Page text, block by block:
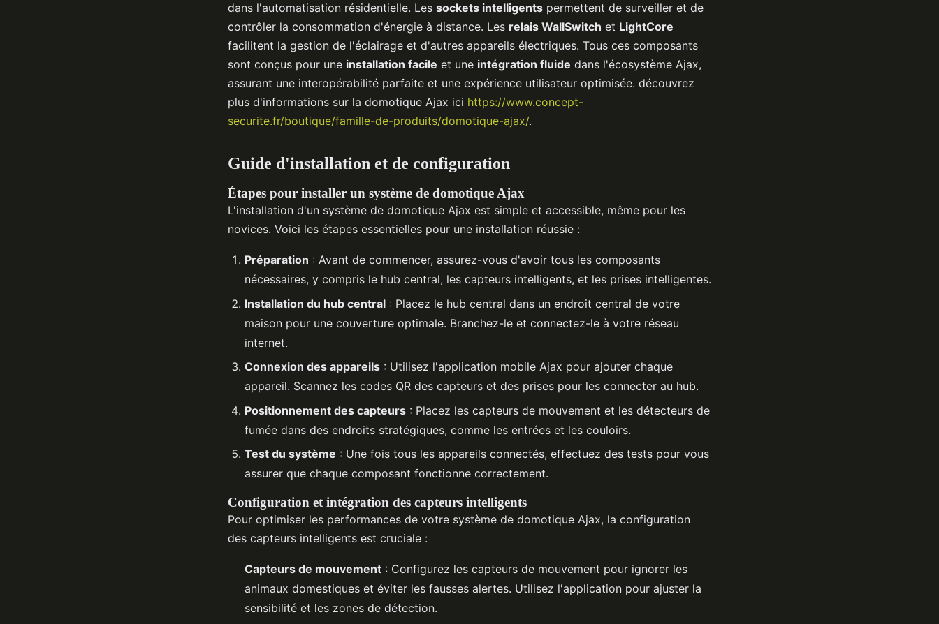
dans l'automatisation résidentielle. Les sockets intelligents permettent de surveiller et de
contrôler la consommation d'énergie à distance. Les relais WallSwitch et LightCore
facilitent la gestion de l'éclairage et d'autres appareils électriques. Tous ces composants
sont conçus pour une installation facile et une intégration fluide dans l'écosystème Ajax,
assurant une interopérabilité parfaite et une expérience utilisateur optimisée. découvrez
plus d'informations sur la domotique Ajax ici https://www.concept-
securite.fr/boutique/famille-de-produits/domotique-ajax/.
Guide d'installation et de configuration
Étapes pour installer un système de domotique Ajax
L'installation d'un système de domotique Ajax est simple et accessible, même pour les
novices. Voici les étapes essentielles pour une installation réussie :
Préparation : Avant de commencer, assurez-vous d'avoir tous les composants
nécessaires, y compris le hub central, les capteurs intelligents, et les prises intelligentes.
Installation du hub central : Placez le hub central dans un endroit central de votre
maison pour une couverture optimale. Branchez-le et connectez-le à votre réseau
internet.
Connexion des appareils : Utilisez l'application mobile Ajax pour ajouter chaque
appareil. Scannez les codes QR des capteurs et des prises pour les connecter au hub.
Positionnement des capteurs : Placez les capteurs de mouvement et les détecteurs de
fumée dans des endroits stratégiques, comme les entrées et les couloirs.
Test du système : Une fois tous les appareils connectés, effectuez des tests pour vous
assurer que chaque composant fonctionne correctement.
Configuration et intégration des capteurs intelligents
Pour optimiser les performances de votre système de domotique Ajax, la configuration
des capteurs intelligents est cruciale :
Capteurs de mouvement : Configurez les capteurs de mouvement pour ignorer les
animaux domestiques et éviter les fausses alertes. Utilisez l'application pour ajuster la
sensibilité et les zones de détection.